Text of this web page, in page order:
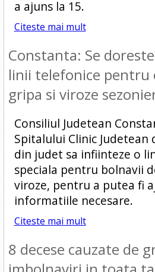
a ajuns la 15.
Citeste mai mult
Constanta: Se
linii telefonice pentru
gripa si viroze
Consiliul Judetean
Spitalului Clinic Judetean
din judet sa infiinteze o
speciala pentru bolnavii
viroze, pentru a putea fi
informatiile necesare.
Citeste mai mult
8 decese cauzate de